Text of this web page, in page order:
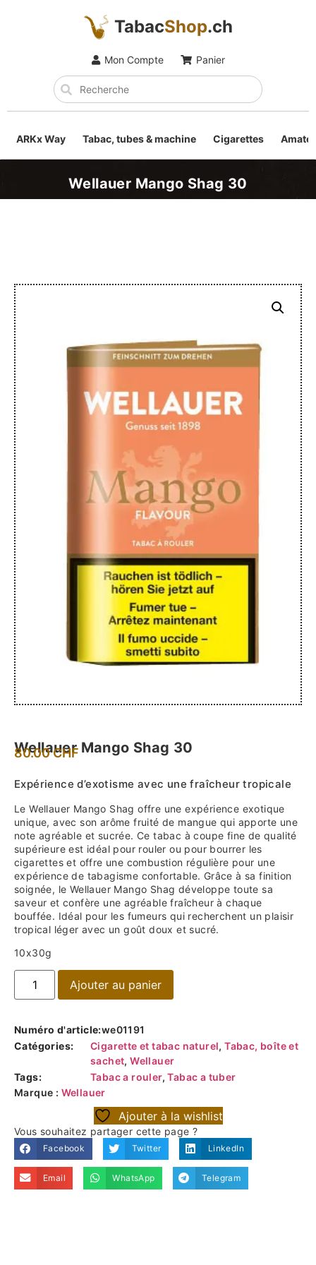
TabacShop.ch
Mon Compte Panier
ARKx Way Tabac, tubes & machine Cigarettes
Wellauer Mango Shag 30
Wellauer Mango Shag 30
80.00CHF
Expérience d’exotisme avec une fraîcheur tropicale
Le Wellauer Mango Shag offre une expérience exotique
unique, avec son arôme fruité de mangue qui apporte une
note agréable et sucrée. Ce tabac à coupe fine de qualité
supérieure est idéal pour rouler ou pour bourrer les
cigarettes et offre une combustion régulière pour une
expérience de tabagisme confortable. Grâce à sa finition
soignée, le Wellauer Mango Shag développe toute sa
saveur et confère une agréable fraîcheur à chaque
bouffée. Idéal pour les fumeurs qui recherchent un plaisir
tropical léger avec un goût doux et sucré.
10x30g
Ajouter au panier
Numéro d'article:we01191
Catégories:
Cigarette et tabac naturel,Tabac, boîte et
sachet,Wellauer
Tags:
Tabac a rouler,Tabac a tuber
Marque : Wellauer
Ajouter à la wishlist
Vous souhaitez partager cette page ?
Facebook Twitter LinkedIn
Email WhatsApp Telegram